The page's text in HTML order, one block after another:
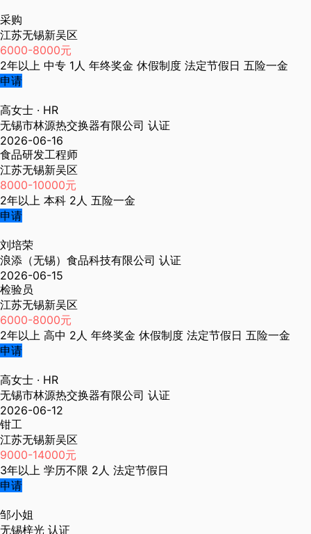
采购
江苏无锡新吴区
6000-8000元
2年以上 中专 1人 年终奖金 休假制度 法定节假日 五险一金
申请
高女士 · HR
无锡市林源热交换器有限公司 认证
2026-06-16
食品研发工程师
江苏无锡新吴区
8000-10000元
2年以上 本科 2人 五险一金
申请
刘培荣
浪添（无锡）食品科技有限公司 认证
2026-06-15
检验员
江苏无锡新吴区
6000-8000元
2年以上 高中 2人 年终奖金 休假制度 法定节假日 五险一金
申请
高女士 · HR
无锡市林源热交换器有限公司 认证
2026-06-12
钳工
江苏无锡新吴区
9000-14000元
3年以上 学历不限 2人 法定节假日
申请
邹小姐
无锡梓光 认证